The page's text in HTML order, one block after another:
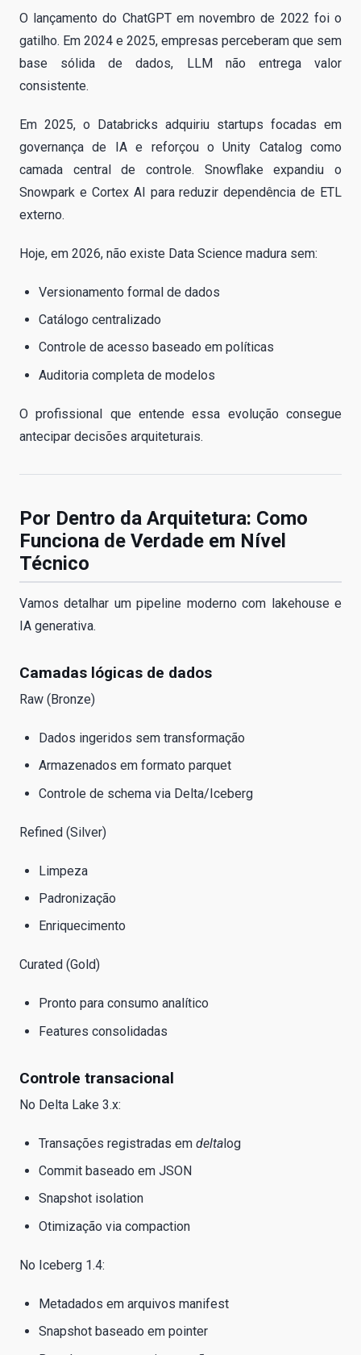
O lançamento do ChatGPT em novembro de 2022 foi o
gatilho. Em 2024 e 2025, empresas perceberam que sem
base sólida de dados, LLM não entrega valor
consistente.
Em 2025, o Databricks adquiriu startups focadas em
governança de IA e reforçou o Unity Catalog como
camada central de controle. Snowflake expandiu o
Snowpark e Cortex AI para reduzir dependência de ETL
externo.
Hoje, em 2026, não existe Data Science madura sem:
Versionamento formal de dados
Catálogo centralizado
Controle de acesso baseado em políticas
Auditoria completa de modelos
O profissional que entende essa evolução consegue
antecipar decisões arquiteturais.
Por Dentro da Arquitetura: Como
Funciona de Verdade em Nível
Técnico
Vamos detalhar um pipeline moderno com lakehouse e
IA generativa.
Camadas lógicas de dados
Raw (Bronze)
Dados ingeridos sem transformação
Armazenados em formato parquet
Controle de schema via Delta/Iceberg
Refined (Silver)
Limpeza
Padronização
Enriquecimento
Curated (Gold)
Pronto para consumo analítico
Features consolidadas
Controle transacional
No Delta Lake 3.x:
Transações registradas em deltalog
Commit baseado em JSON
Snapshot isolation
Otimização via compaction
No Iceberg 1.4:
Metadados em arquivos manifest
Snapshot baseado em pointer